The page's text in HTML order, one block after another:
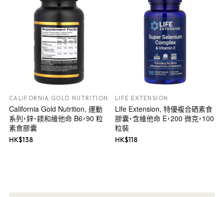
CALIFORNIA GOLD NUTRITION
California Gold Nutrition, 運動
系列，鋅、鎂和維他命 B6，90 粒
素食膠囊
HK$138
LIFE EXTENSION
Life Extension, 特優複合硒素食
膠囊，含維他命 E，200 微克，100
粒裝
HK$118